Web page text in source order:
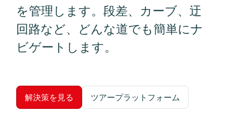
を管理します。段差、カーブ、迂
回路など、どんな道でも簡単にナ
ビゲートします。
解決策を見る ツアープラットフォーム